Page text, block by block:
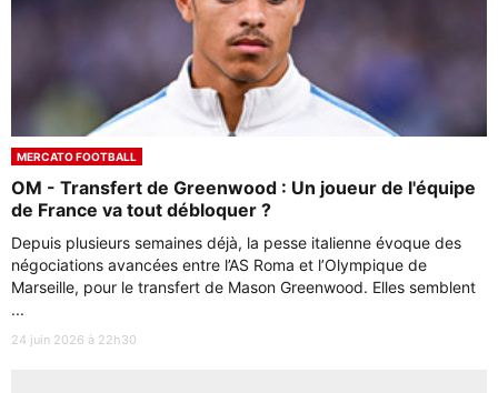
MERCATO FOOTBALL
OM - Transfert de Greenwood : Un joueur de l'équipe
de France va tout débloquer ?
Depuis plusieurs semaines déjà, la pesse italienne évoque des
négociations avancées entre l’AS Roma et l’Olympique de
Marseille, pour le transfert de Mason Greenwood. Elles semblent
...
24 juin 2026 à 22h30